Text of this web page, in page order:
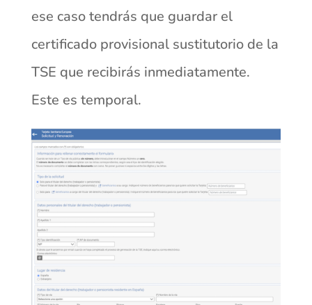
ese caso tendrás que guardar el
certificado provisional sustitutorio de la
TSE que recibirás inmediatamente.
Este es temporal.